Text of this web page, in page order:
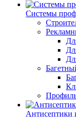
Системы
Антисептики